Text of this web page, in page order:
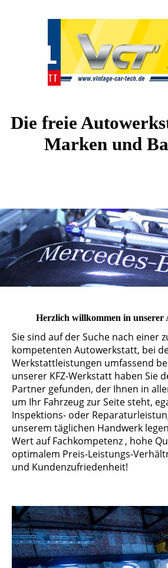
Die freie
Marken und
Herzlich willkommen in unserer
Sie sind auf der Suche nach einer
kompetenten Autowerkstatt, bei
Werkstattleistungen umfassend
unserer KFZ-Werkstatt haben Sie
Partner gefunden, der Ihnen in
um Ihr Fahrzeug zur Seite steht,
Inspektions- oder
unserem täglichen Handwerk
Wert auf Fachkompetenz , hohe
optimalem Preis-Leistungs-
und Kundenzufriedenheit!